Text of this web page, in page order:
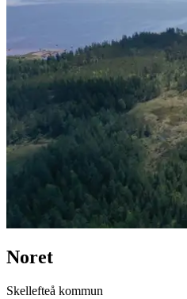
Noret
Skellefteå kommun